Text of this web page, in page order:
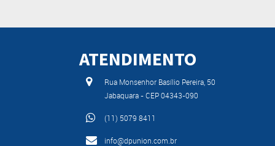
ATENDIMENTO
Rua Monsenhor Basílio Pereira, 50
Jabaquara - CEP 04343-090
(11) 5079 8411
info@dpunion.com.br